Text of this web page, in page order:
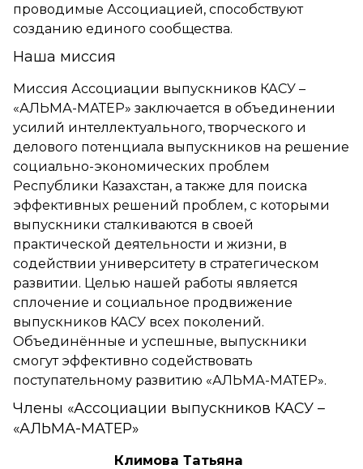
проводимые Ассоциацией, способствуют
созданию единого сообщества.
Наша миссия
Миссия Ассоциации выпускников КАСУ –
«АЛЬМА-МАТЕР» заключается в объединении
усилий интеллектуального, творческого и
делового потенциала выпускников на решение
социально-экономических проблем
Республики Казахстан, а также для поиска
эффективных решений проблем, с которыми
выпускники сталкиваются в своей
практической деятельности и жизни, в
содействии университету в стратегическом
развитии. Целью нашей работы является
сплочение и социальное продвижение
выпускников КАСУ всех поколений.
Объединённые и успешные, выпускники
смогут эффективно содействовать
поступательному развитию «АЛЬМА-МАТЕР».
Члены «Ассоциации выпускников КАСУ –
«АЛЬМА-МАТЕР»
Климова Татьяна